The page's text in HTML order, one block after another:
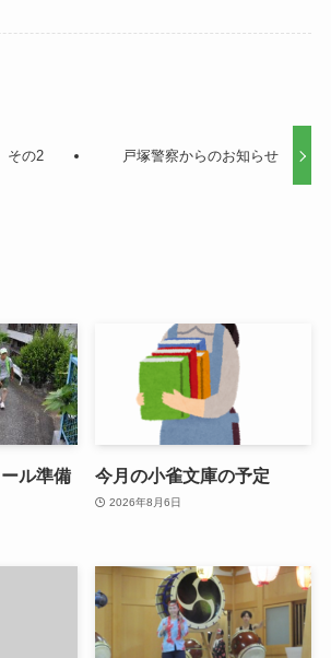
その2 戸塚警察からのお知らせ
ル準備
今月の小雀文庫の予定
2026年8月6日